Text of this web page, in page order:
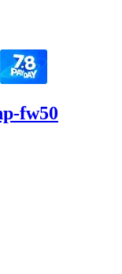
fw50